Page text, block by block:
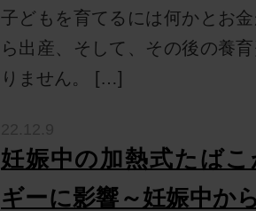
子どもを育てるには何かとお
ら出産、そして、その後の養
りません。 […]
妊娠中の加熱式たば
ギーに影響～妊娠中か